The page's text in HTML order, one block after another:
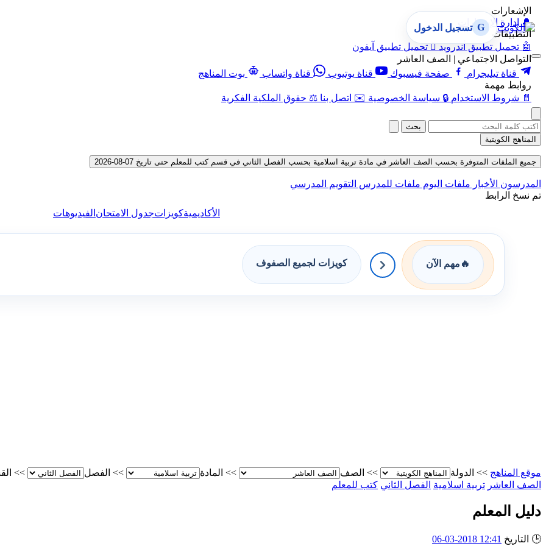
الإشعارات
🔔 إدارة الإشعارات
التطبيقات
🤖 تحميل تطبيق أندرويد  تحميل تطبيق آيفون
التواصل الاجتماعي | الصف العاشر
قناة تيليجرام
صفحة فيسبوك قناة يوتيوب قناة واتساب
بوت المناهج
روابط مهمة
📄 شروط الاستخدام 🔒 سياسة الخصوصية ✉️ اتصل بنا ⚖️ حقوق الملكية الفكرية
G تسجيل الدخول
بحث
المناهج الكويتية
جميع الملفات المتوفرة بحسب الصف العاشر في مادة تربية اسلامية بحسب الفصل الثاني في قسم كتب للمعلم حتى تاريخ 07-08-2026
المدرسون الأخبار ملفات اليوم ملفات للمدرس التقويم المدرسي
تم نسخ الرابط
الأكاديميةكويزاتجدول الامتحان الفيديوهات
🔥 مهم الآن كويزات لجميع الصفوف
موقع المناهج >> الدولة >> الصف >> المادة >> الفصل >>
الصف العاشر تربية اسلامية الفصل الثاني كتب للمعلم
دليل المعلم
🕒 التاريخ 12:41 2018-03-06